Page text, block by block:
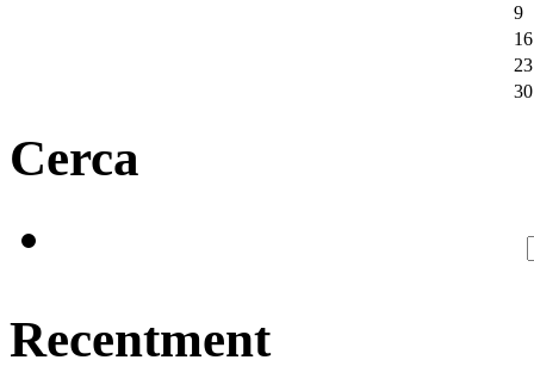
9
16
23
30
Cerca
Recentment